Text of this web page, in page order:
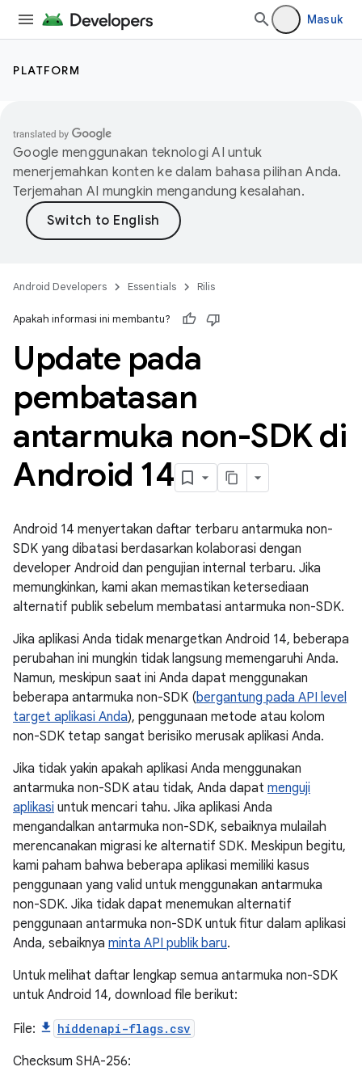
Masuk
PLATFORM
Google menggunakan teknologi AI untuk
menerjemahkan konten ke dalam bahasa pilihan Anda.
Terjemahan AI mungkin mengandung kesalahan.
Android Developers Essentials Rilis
Apakah informasi ini membantu?
Update pada
pembatasan
antarmuka non-SDK di
Android 14
Android 14 menyertakan daftar terbaru antarmuka non-
SDK yang dibatasi berdasarkan kolaborasi dengan
developer Android dan pengujian internal terbaru. Jika
memungkinkan, kami akan memastikan ketersediaan
alternatif publik sebelum membatasi antarmuka non-SDK.
Jika aplikasi Anda tidak menargetkan Android 14, beberapa
perubahan ini mungkin tidak langsung memengaruhi Anda.
Namun, meskipun saat ini Anda dapat menggunakan
beberapa antarmuka non-SDK (bergantung pada API level
target aplikasi Anda), penggunaan metode atau kolom
non-SDK tetap sangat berisiko merusak aplikasi Anda.
Jika tidak yakin apakah aplikasi Anda menggunakan
antarmuka non-SDK atau tidak, Anda dapat menguji
aplikasi untuk mencari tahu. Jika aplikasi Anda
mengandalkan antarmuka non-SDK, sebaiknya mulailah
merencanakan migrasi ke alternatif SDK. Meskipun begitu,
kami paham bahwa beberapa aplikasi memiliki kasus
penggunaan yang valid untuk menggunakan antarmuka
non-SDK. Jika tidak dapat menemukan alternatif
penggunaan antarmuka non-SDK untuk fitur dalam aplikasi
Anda, sebaiknya minta API publik baru.
Untuk melihat daftar lengkap semua antarmuka non-SDK
untuk Android 14, download file berikut:
File: hiddenapi-flags.csv
Checksum SHA-256: